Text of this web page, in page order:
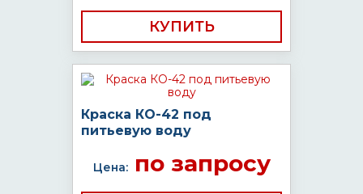
КУПИТЬ
Краска КО-42 под
питьевую воду
Цена:по запросу